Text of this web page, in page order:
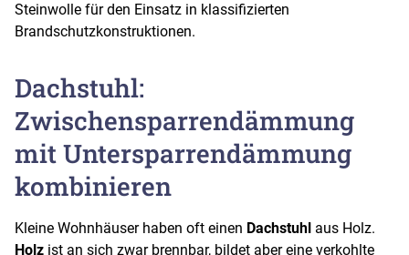
Steinwolle für den Einsatz in klassifizierten
Brandschutzkonstruktionen.
Dachstuhl:
Zwischensparrendämmung
mit Untersparrendämmung
kombinieren
Kleine Wohnhäuser haben oft einen Dachstuhl aus Holz.
Holz ist an sich zwar brennbar, bildet aber eine verkohlte